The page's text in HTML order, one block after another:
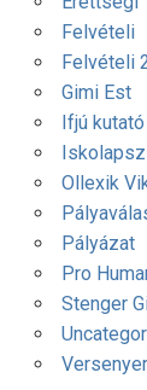
Felvételi
Felvételi
Gimi Est
Ifjú
Ollexik
Pályázat
Pro
Stenger